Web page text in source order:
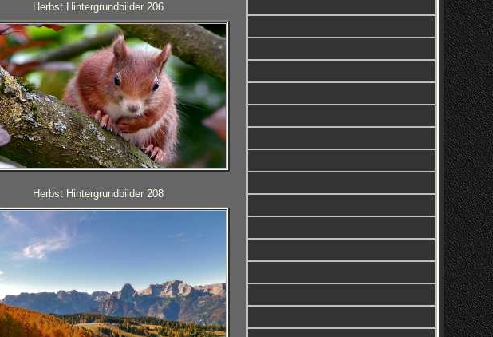
Herbst Hintergrundbilder 206
Herbst Hintergrundbilder 208